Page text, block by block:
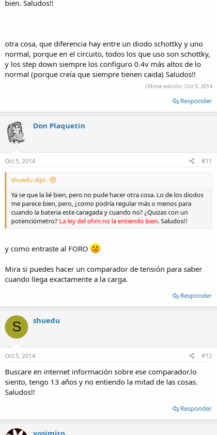
bien. Saludos!!
otra cosa, que diferencia hay entre un diodo schottky y uno
normal, porque en el circuito, todos los que uso son schottky,
y los step down siempre los configuro 0.4v más altos de lo
normal (porque creía que siempre tienen caida) Saludos!!
Última edición: Oct 5, 2014
Responder
Don Plaquetin
Oct 5, 2014 #11
shuedu dijo:
Ya se que la lié bien, pero no pude hacer otra cosa. Lo de los diodos
me parece bien, pero, ¿como podría regular más o menos para
cuando la bateria este caragada y cuando no? ¿Quizas con un
potenciómetro? La ley del ohm no la entiendo bien. Saludos!!
y como entraste al FORO
Mira si puedes hacer un comparador de tensión para saber
cuando llega exactamente a la carga.
Responder
S shuedu
Oct 5, 2014 #12
Buscare en internet información sobre ese comparador.lo
siento, tengo 13 años y no entiendo la mitad de las cosas.
Saludos!!
Responder
yosimiro